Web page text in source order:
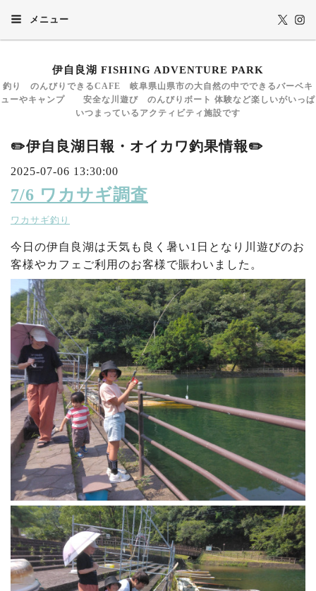
メニュー
伊自良湖 FISHING ADVENTURE PARK
釣り のんびりできるCAFE 岐阜県山県市の大自然の中でできるバーベキ
ューやキャンプ 安全な川遊び のんびりボート 体験など楽しいがいっぱ
いつまっているアクティビティ施設です
✏️伊自良湖日報・オイカワ釣果情報✏️
2025-07-06 13:30:00
7/6 ワカサギ調査
ワカサギ釣り
今日の伊自良湖は天気も良く暑い1日となり川遊びのお
客様やカフェご利用のお客様で賑わいました。